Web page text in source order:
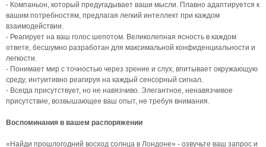
- Компаньон, который предугадывает ваши мысли. Плавно адаптируется к
вашим потребностям, предлагая легкий интеллект при каждом
взаимодействии.
- Реагирует на ваш голос шепотом. Великолепная ясность в каждом
ответе, бесшумно разработан для максимальной конфиденциальности и
легкости.
- Понимает мир с точностью через зрение и слух, впитывает окружающую
среду, интуитивно реагируя на каждый сенсорный сигнал.
- Всегда присутствует, но не навязчиво. Элегантное, ненавязчивое
присутствие, возвышающее ваш опыт, не требуя внимания.
Воспоминания в вашем распоряжении
«Найди прошлогодний восход солнца в Лондоне» - озвучьте ваш запрос и